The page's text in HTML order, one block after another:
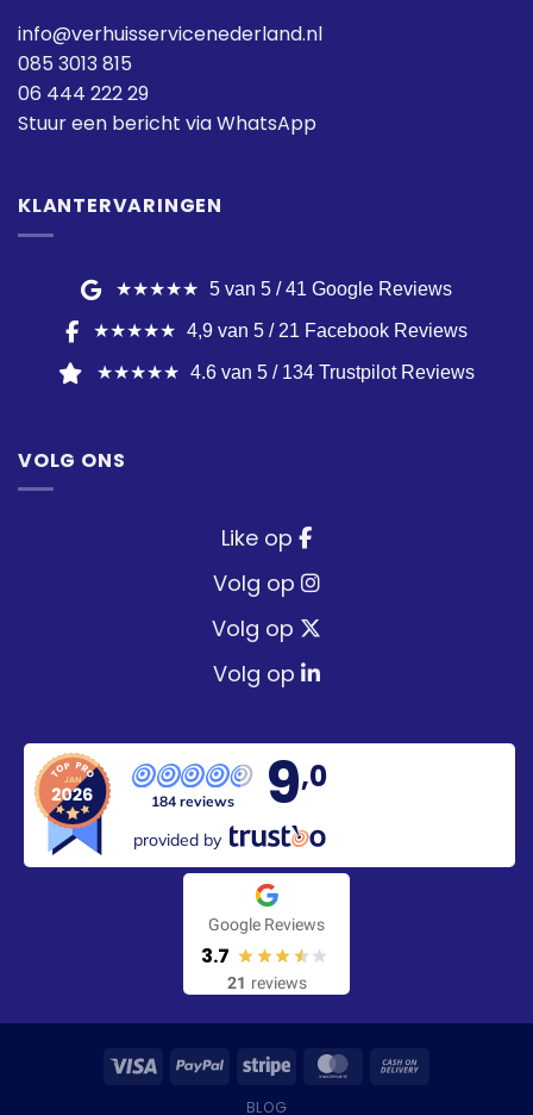
info@verhuisservicenederland.nl
085 3013 815
06 444 222 29
Stuur een bericht via WhatsApp
KLANTERVARINGEN
★★★★★ 5 van 5 / 41 Google Reviews
★★★★★ 4,9 van 5 / 21 Facebook Reviews
★★★★★ 4.6 van 5 / 134 Trustpilot Reviews
VOLG ONS
Like op
Volg op
Volg op
Volg op
184 reviews 9,0
provided by
Google Reviews
3.7
21 reviews
BLOG